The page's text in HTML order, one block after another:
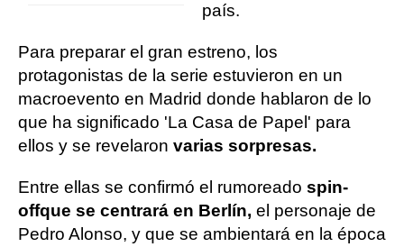
país.
Para preparar el gran estreno, los
protagonistas de la serie estuvieron en un
macroevento en Madrid donde hablaron de lo
que ha significado 'La Casa de Papel' para
ellos y se revelaron varias sorpresas.
Entre ellas se confirmó el rumoreado spin-
offque se centrará en Berlín, el personaje de
Pedro Alonso, y que se ambientará en la época